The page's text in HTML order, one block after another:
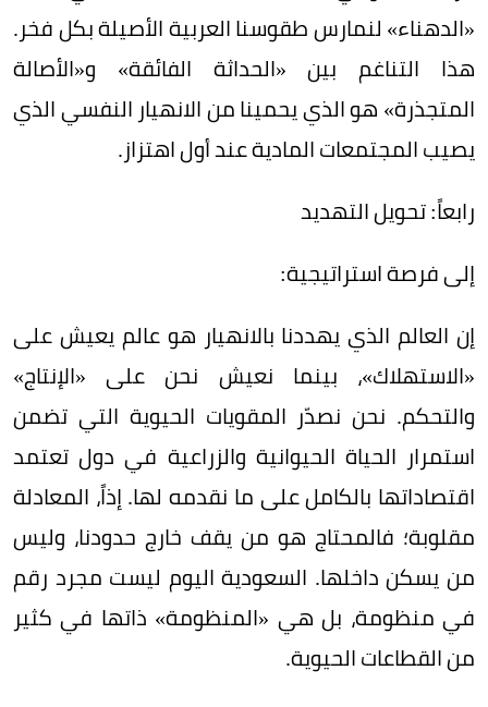
«الدهناء» لنمارس طقوسنا العربية الأصيلة بكل فخر.
هذا التناغم بين «الحداثة الفائقة» و«الأصالة
المتجذرة» هو الذي يحمينا من الانهيار النفسي الذي
يصيب المجتمعات المادية عند أول اهتزاز.
رابعاً: تحويل التهديد
إلى فرصة استراتيجية:
إن العالم الذي يهددنا بالانهيار هو عالم يعيش على
«الاستهلاك»، بينما نعيش نحن على «الإنتاج»
والتحكم. نحن نصدّر المقويات الحيوية التي تضمن
استمرار الحياة الحيوانية والزراعية في دول تعتمد
اقتصاداتها بالكامل على ما نقدمه لها. إذاً، المعادلة
مقلوبة؛ فالمحتاج هو من يقف خارج حدودنا، وليس
من يسكن داخلها. السعودية اليوم ليست مجرد رقم
في منظومة، بل هي «المنظومة» ذاتها في كثير
من القطاعات الحيوية.